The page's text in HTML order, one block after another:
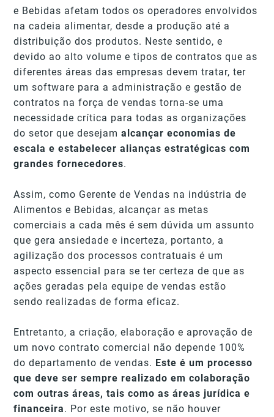
e Bebidas afetam todos os operadores envolvidos
na cadeia alimentar, desde a produção até a
distribuição dos produtos. Neste sentido, e
devido ao alto volume e tipos de contratos que as
diferentes áreas das empresas devem tratar, ter
um software para a administração e gestão de
contratos na força de vendas torna-se uma
necessidade crítica para todas as organizações
do setor que desejamalcançar economias de
escala e estabelecer alianças estratégicas com
grandes fornecedores.
Assim, como Gerente de Vendas na indústria de
Alimentos e Bebidas, alcançar as metas
comerciais a cada mês é sem dúvida um assunto
que gera ansiedade e incerteza, portanto, a
agilização dos processos contratuais é um
aspecto essencial para se ter certeza de que as
ações geradas pela equipe de vendas estão
sendo realizadas de forma eficaz.
Entretanto, a criação, elaboração e aprovação de
um novo contrato comercial não depende 100%
do departamento de vendas. Este é um processo
que deve ser sempre realizado em colaboração
com outras áreas, tais como as áreas jurídica e
financeira. Por este motivo, se não houver